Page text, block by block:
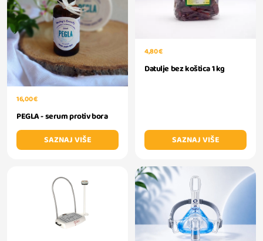
16,00 €
PEGLA - serum protiv bora
SAZNAJ VIŠE
4,80 €
Datulje bez koštica 1 kg
SAZNAJ VIŠE